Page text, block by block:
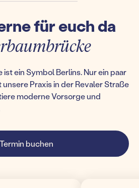
für euch da
ein Symbol Berlins. Nur ein paar
Praxis in der Revaler Straße
moderne Vorsorge und
Termin buchen